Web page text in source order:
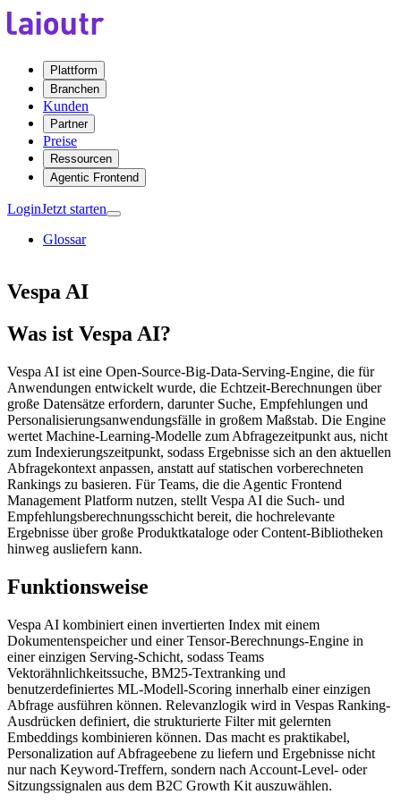
Plattform
Branchen
Kunden
Partner
Preise
Ressourcen
Agentic Frontend
LoginJetzt starten
Glossar
Vespa AI
Was ist Vespa AI?
Vespa AI ist eine Open-Source-Big-Data-Serving-Engine, die für
Anwendungen entwickelt wurde, die Echtzeit-Berechnungen über
große Datensätze erfordern, darunter Suche, Empfehlungen und
Personalisierungsanwendungsfälle in großem Maßstab. Die Engine
wertet Machine-Learning-Modelle zum Abfragezeitpunkt aus, nicht
zum Indexierungszeitpunkt, sodass Ergebnisse sich an den aktuellen
Abfragekontext anpassen, anstatt auf statischen vorberechneten
Rankings zu basieren. Für Teams, die die Agentic Frontend
Management Platform nutzen, stellt Vespa AI die Such- und
Empfehlungsberechnungsschicht bereit, die hochrelevante
Ergebnisse über große Produktkataloge oder Content-Bibliotheken
hinweg ausliefern kann.
Funktionsweise
Vespa AI kombiniert einen invertierten Index mit einem
Dokumentenspeicher und einer Tensor-Berechnungs-Engine in
einer einzigen Serving-Schicht, sodass Teams
Vektorähnlichkeitssuche, BM25-Textranking und
benutzerdefiniertes ML-Modell-Scoring innerhalb einer einzigen
Abfrage ausführen können. Relevanzlogik wird in Vespas Ranking-
Ausdrücken definiert, die strukturierte Filter mit gelernten
Embeddings kombinieren können. Das macht es praktikabel,
Personalization auf Abfrageebene zu liefern und Ergebnisse nicht
nur nach Keyword-Treffern, sondern nach Account-Level- oder
Sitzungssignalen aus dem B2C Growth Kit auszuwählen.